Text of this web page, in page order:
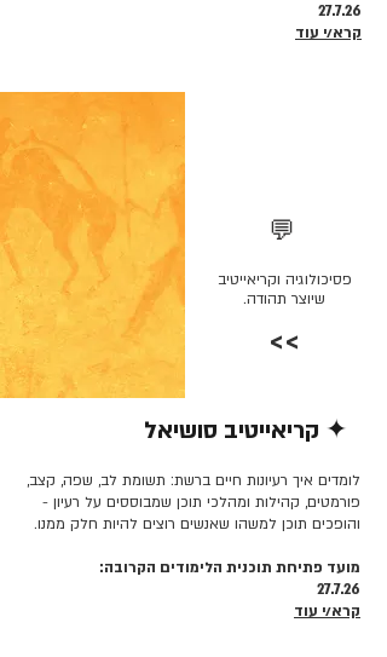
27.7.26
קרא/י עוד
💬
פסיכולוגיה וקריאייטיב
שיוצר תהודה.
>>
✦ קריאייטיב סושיאל
לומדים איך רעיונות חיים ברשת: תשומת לב, שפה, קצב,
פורמטים, קהילות ומהלכי תוכן שמבוססים על רעיון -
והופכים תוכן למשהו שאנשים רוצים להיות חלק ממנו.
מועד פתיחת תוכנית הלימודים הקרובה:
27.7.26
קרא/י עוד